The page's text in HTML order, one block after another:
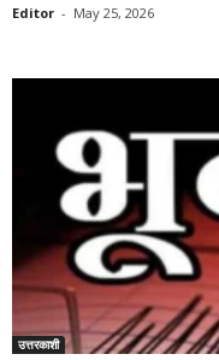
Editor - May 25, 2026
उत्तरकाशी